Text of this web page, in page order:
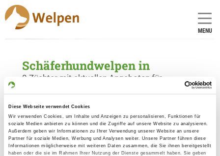
Diese Webseite verwendet Cookies
Wir verwenden Cookies, um Inhalte und Anzeigen zu personalisieren, Funktionen für
soziale Medien anbieten zu können und die Zugriffe auf unsere Website zu analysieren.
Außerdem geben wir Informationen zu Ihrer Verwendung unserer Website an unsere
Partner für soziale Medien, Werbung und Analysen weiter. Unsere Partner führen diese
Informationen möglicherweise mit weiteren Daten zusammen, die Sie ihnen bereitgestellt
haben oder die sie im Rahmen Ihrer Nutzung der Dienste gesammelt haben. Sie geben
MENU
Schäferhundwelpen in
0 Züchter mit aktuellen Angeboten für